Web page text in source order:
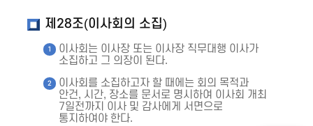
제28조(이사회의 소집)
이사회는 이사장 또는 이사장 직무대행 이사가
소집하고 그 의장이 된다.
이사회를 소집하고자 할 때에는 회의 목적과
안건, 시간, 장소를 문서로 명시하여 이사회 개최
7일전까지 이사 및 감사에게 서면으로
통지하여야 한다.